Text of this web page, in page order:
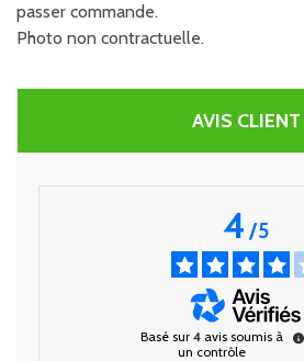
passer commande.
Photo non contractuelle.
AVIS CLIENT
4/5
Basé sur 4 avis soumis à
un contrôle